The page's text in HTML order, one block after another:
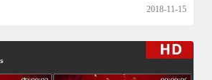
2018-11-15